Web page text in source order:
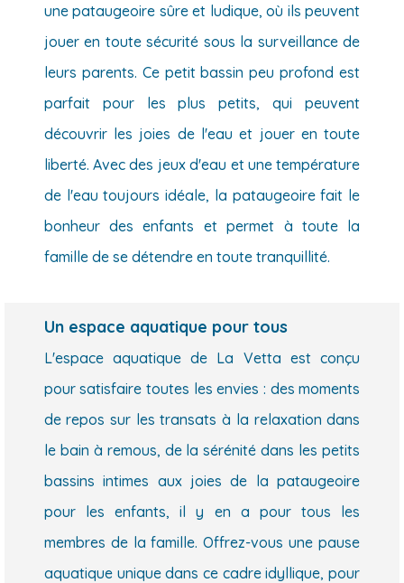
une pataugeoire sûre et ludique, où ils peuvent
jouer en toute sécurité sous la surveillance de
leurs parents. Ce petit bassin peu profond est
parfait pour les plus petits, qui peuvent
découvrir les joies de l'eau et jouer en toute
liberté. Avec des jeux d'eau et une température
de l'eau toujours idéale, la pataugeoire fait le
bonheur des enfants et permet à toute la
famille de se détendre en toute tranquillité.
Un espace aquatique pour tous
L'espace aquatique de La Vetta est conçu
pour satisfaire toutes les envies : des moments
de repos sur les transats à la relaxation dans
le bain à remous, de la sérénité dans les petits
bassins intimes aux joies de la pataugeoire
pour les enfants, il y en a pour tous les
membres de la famille. Offrez-vous une pause
aquatique unique dans ce cadre idyllique, pour